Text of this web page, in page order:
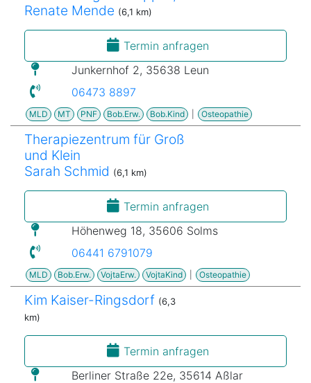
Renate Mende (6,1 km)
Termin anfragen
Junkernhof 2, 35638 Leun
06473 8897
MLD MT PNF Bob.Erw. Bob.Kind Osteopathie
Therapiezentrum für Groß
und Klein
Sarah Schmid (6,1 km)
Termin anfragen
Höhenweg 18, 35606 Solms
06441 6791079
MLD Bob.Erw. VojtaErw. VojtaKind Osteopathie
Kim Kaiser-Ringsdorf (6,3
km)
Termin anfragen
Berliner Straße 22e, 35614 Aßlar